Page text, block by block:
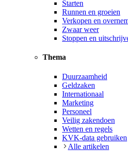
Starten
Runnen en groeien
Verkopen en
Zwaar weer
Stoppen en
Thema
Duurzaamheid
Geldzaken
Internationaal
Marketing
Personeel
Veilig zakendoen
Wetten en regels
KVK-data gebruiken
Alle artikelen